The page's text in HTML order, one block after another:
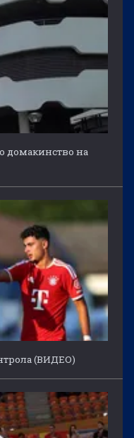
домакинство на
(ВИДЕО)